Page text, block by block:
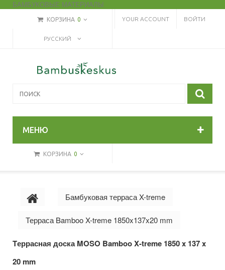
БАМБУКОВЫЕ МАТЕРИАЛЫ
КОРЗИНА 0 ВОЙТИ
YOUR ACCOUNT
РУССКИЙ
МЕНЮ
КОРЗИНА 0
Бамбуковая терраса X-treme
Терраса Bamboo X-treme 1850x137x20 mm
Tеррасная доска MOSO Bamboo X-treme 1850 x 137 x
20 mm